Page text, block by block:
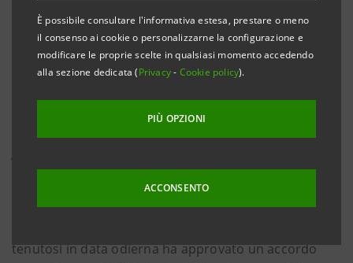
È possibile consultare l'informativa estesa, prestare o meno
il consenso ai cookie o personalizzarne la configurazione e
modificare le proprie scelte in qualsiasi momento accedendo
alla sezione dedicata (Privacy- Cookie policy).
PIÙ OPZIONI
ACCONSENTO
gestione del risparmio del Gruppo Intesa, e di
Crédit Agricole Asset Management Italia;
● il Gruppo Intesa riceverà circa 850 milioni di
euro in contanti, realizzando una plusvalenza di
circa 750 milioni;
tenutosi in data odierna ha approvato un accordo